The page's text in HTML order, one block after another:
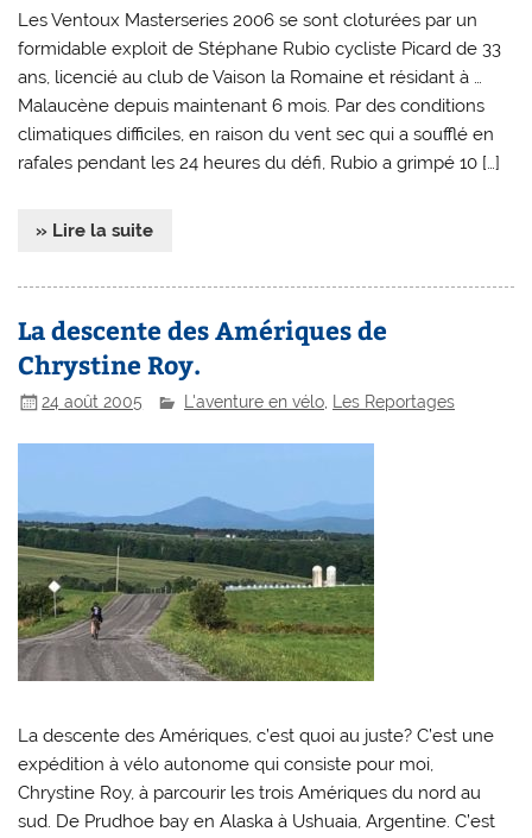
Les Ventoux Masterseries 2006 se sont cloturées par un
formidable exploit de Stéphane Rubio cycliste Picard de 33
ans, licencié au club de Vaison la Romaine et résidant à …
Malaucène depuis maintenant 6 mois. Par des conditions
climatiques difficiles, en raison du vent sec qui a soufflé en
rafales pendant les 24 heures du défi, Rubio a grimpé 10 […]
» Lire la suite
La descente des Amériques de
Chrystine Roy.
24 août 2005 L'aventure en vélo Les Reportages
La descente des Amériques, c’est quoi au juste? C’est une
expédition à vélo autonome qui consiste pour moi,
Chrystine Roy, à parcourir les trois Amériques du nord au
sud. De Prudhoe bay en Alaska à Ushuaia, Argentine. C’est